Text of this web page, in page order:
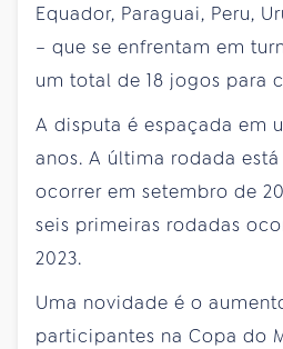
Equador, Paraguai, Peru,
– que se enfrentam em
um total de 18 jogos para
A disputa é espaçada em
anos. A última rodada
ocorrer em setembro de
seis primeiras rodadas
2023.
Uma novidade é o
participantes na Copa do